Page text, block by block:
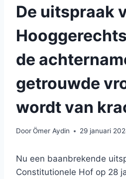
De uitspraak
de
getrouwde
wordt van
DoorÖmer Aydin 29 januari
Nu een baanbrekende
Constitutionele Hof op 28